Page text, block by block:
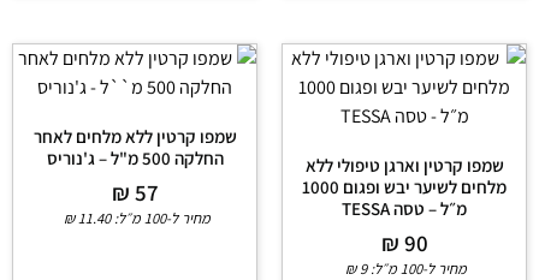
שמפו קרטין וארגן טיפולי ללא
מלחים לשיער יבש ופגום 1000
מ״ל – טסה TESSA
₪90
מחיר ל-100 מ״ל: ₪9
שמפו קרטין ללא מלחים לאחר
החלקה 500 מ"ל – ג'נוריס
₪57
מחיר ל-100 מ״ל: ₪11.40